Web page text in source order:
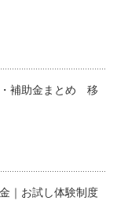
補助金まとめ 移
｜お試し体験制度